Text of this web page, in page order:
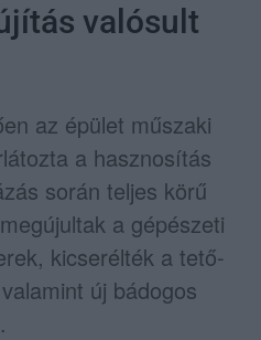
valósult
az épület műszaki
a hasznosítás
során teljes körű
a gépészeti
kicserélték a tető-
új bádogos